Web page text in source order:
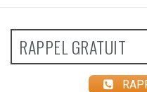
RAPPEL GRATUIT